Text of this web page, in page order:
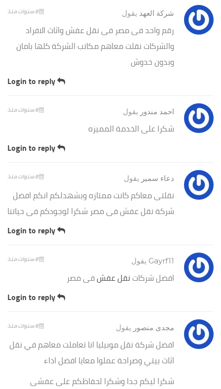
شركة العهد يقول 8 سنوات منذ
رقم واحد فى مصر فى نقل عفش واثاث الافراد
والشركات نقلت معاهم مكاتب الشركة كلها بامان
وبدون خدوش
احمد مندور يقول 8 سنوات منذ
شكرا على الخدمة المميزه
دعاء سمير يقول 8 سنوات منذ
نقلتى معاكم كانت ممتازه وبشهدلكم انكم افضل
شركة نقل عفش فى مصر شكرا لوجودكم فى حياتنا
Gayrf11 يقول 8 سنوات منذ
افضل شركات نقل عفشفى مصر
مجدى منصور يقول 8 سنوات منذ
افضل شركة نقل موبيليا انا تعاملت معاهم في نقل
اثاث بيتي وصراحة عملوا معايا افضل اداء
شكرا ليكم جدا وشكرا لحفاظكم على عفشى